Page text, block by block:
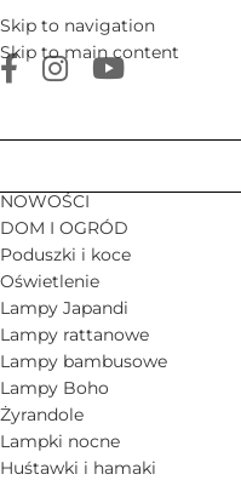
Skip to navigation
Skip to main content
NOWOŚCI
DOM I OGRÓD
Poduszki i koce
Oświetlenie
Lampy Japandi
Lampy rattanowe
Lampy bambusowe
Lampy Boho
Żyrandole
Lampki nocne
Huśtawki i hamaki